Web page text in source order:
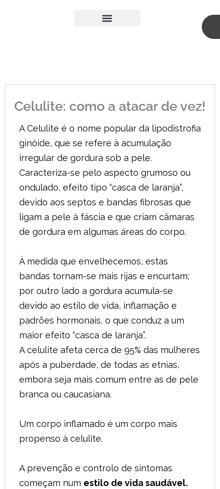
Celulite: como a atacar de vez!
A Celulite é o nome popular da lipodistrofia
ginóide, que se refere à acumulação
irregular de gordura sob a pele.
Caracteriza-se pelo aspecto grumoso ou
ondulado, efeito tipo “casca de laranja”,
devido aos septos e bandas fibrosas que
ligam a pele à fáscia e que criam câmaras
de gordura em algumas áreas do corpo.
À medida que envelhecemos, estas
bandas tornam-se mais rijas e encurtam;
por outro lado a gordura acumula-se
devido ao estilo de vida, inflamação e
padrões hormonais, o que conduz a um
maior efeito “casca de laranja”.
A celulite afeta cerca de 95% das mulheres
após a puberdade, de todas as etnias,
embora seja mais comum entre as de pele
branca ou caucasiana.
Um corpo inflamado é um corpo mais
propenso à celulite.
A prevenção e controlo de sintomas
começam num estilo de vida saudável.